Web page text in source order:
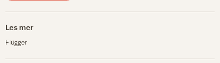
Les mer
Flügger